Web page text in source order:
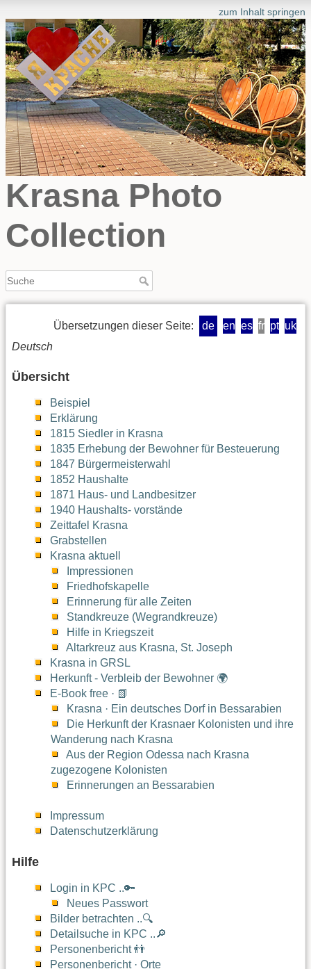
zum Inhalt springen
Krasna Photo
Collection
Übersetzungen dieser Seite: de en es fr pt uk
Deutsch
Übersicht
Beispiel
Erklärung
1815 Siedler in Krasna
1835 Erhebung der Bewohner für Besteuerung
1847 Bürgermeisterwahl
1852 Haushalte
1871 Haus- und Landbesitzer
1940 Haushalts- vorstände
Zeittafel Krasna
Grabstellen
Krasna aktuell
Impressionen
Friedhofskapelle
Erinnerung für alle Zeiten
Standkreuze (Wegrandkreuze)
Hilfe in Kriegszeit
Altarkreuz aus Krasna, St. Joseph
Krasna in GRSL
Herkunft - Verbleib der Bewohner 🌍
E-Book free · 📗
Krasna · Ein deutsches Dorf in Bessarabien
Die Herkunft der Krasnaer Kolonisten und ihre
Wanderung nach Krasna
Aus der Region Odessa nach Krasna
zugezogene Kolonisten
Erinnerungen an Bessarabien
Impressum
Datenschutzerklärung
Hilfe
Login in KPC ..🔑
Neues Passwort
Bilder betrachten ..🔍
Detailsuche in KPC ..🔎
Personenbericht 👬
Personenbericht · Orte